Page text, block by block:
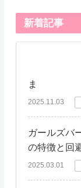
新着記事
ま
2025.11.03
ガールズバ
の特徴と回
2025.03.01